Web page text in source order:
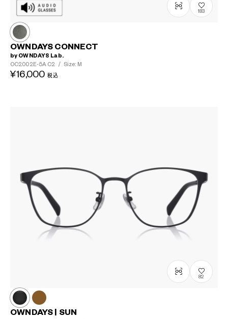
183
OWNDAYS CONNECT
by OWNDAYS Lab.
OC2002E-5A C2 / Size: M
¥16,000 税込
82
OWNDAYS | SUN